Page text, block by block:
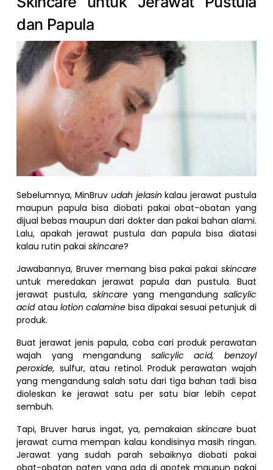
dan Papula
Sebelumnya, MinBruv udah jelasinkalau jerawat pustula
maupun papula bisa diobati pakai obat-obatan yang
dijual bebas maupun dari dokter dan pakai bahan alami.
Lalu, apakah jerawat pustula dan papula bisa diatasi
kalau rutin pakaiskincare?
Jawabannya, Bruver memang bisa pakai pakai skincare
untuk meredakan jerawat papula dan pustula. Buat
jerawat pustula, skincareyang mengandung salicylic
acid atau lotion calaminebisa dipakai sesuai petunjuk di
produk.
Buat jerawat jenis papula, coba cari produk perawatan
wajah yang mengandungsalicylic acid, benzoyl
peroxide, sulfur, atau retinol. Produk perawatan wajah
yang mengandung salah satu dari tiga bahan tadi bisa
dioleskan ke jerawat satu per satu biar lebih cepat
sembuh.
Tapi, Bruver harus ingat, ya, pemakaian skincare buat
jerawat cuma mempan kalau kondisinya masih ringan.
Jerawat yang sudah parah sebaiknya diobati pakai
obat-obatan paten yang ada di apotek maupun pakai